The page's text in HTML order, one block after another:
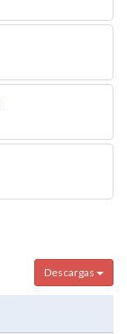
Descargas